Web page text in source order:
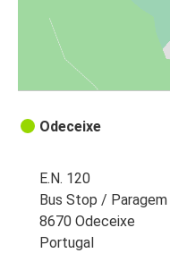
Odeceixe
E.N. 120
Bus Stop /
8670 Odeceixe
Portugal